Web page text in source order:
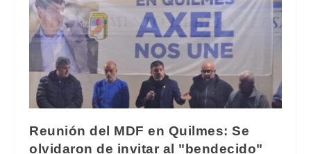
Reunión del MDF en Quilmes: Se
olvidaron de invitar al "bendecido"